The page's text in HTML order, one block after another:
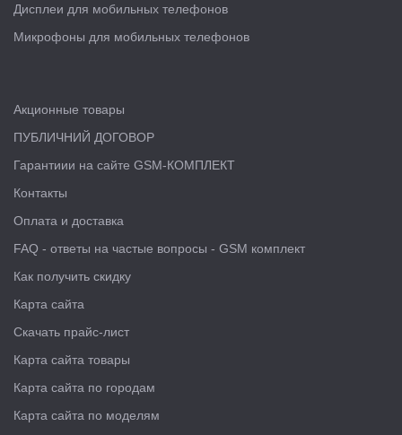
Дисплеи для мобильных телефонов
Микрофоны для мобильных телефонов
Акционные товары
ПУБЛИЧНИЙ ДОГОВОР
Гарантиии на сайте GSM-КОМПЛЕКТ
Контакты
Оплата и доставка
FAQ - ответы на частые вопросы - GSM комплект
Как получить скидку
Карта сайта
Скачать прайс-лист
Карта сайта товары
Карта сайта по городам
Карта сайта по моделям